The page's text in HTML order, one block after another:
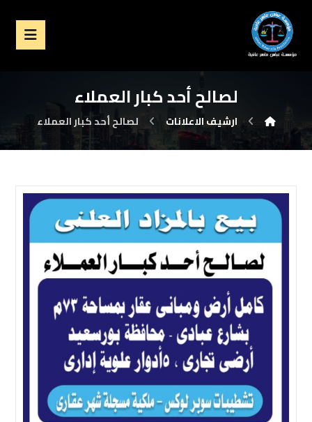
لصالح أحد كبار العملاء
ارشيف الاعلانات لصالح أحد كبار العملاء